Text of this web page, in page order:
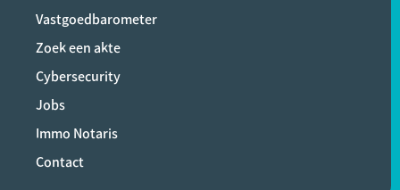
Vastgoedbarometer
Zoek een akte
Cybersecurity
Jobs
Immo Notaris
Contact